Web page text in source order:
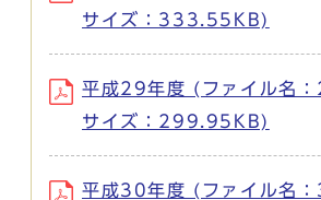
サイズ：333.55KB)
平成29年度 (ファイル名
サイズ：299.95KB)
平成30年度 (ファイル名